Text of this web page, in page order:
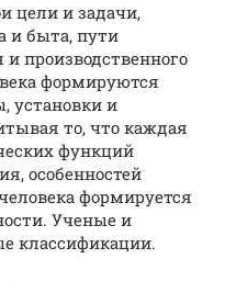
цели и задачи,
и быта, пути
производственного
формируются
установки и
то, что каждая
функций
особенностей
формируется
Ученые и
классификации.